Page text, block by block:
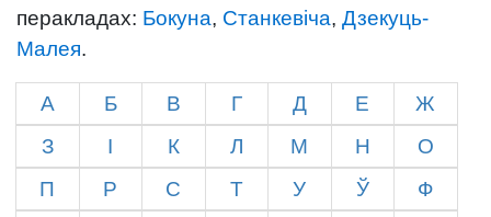
перакладах: Бокуна, Станкевіча, Дзекуць-
Малея.
А Б В Г Д Е
Ж
З
І К Л М Н
О
П
Р С Т У Ў
Ф